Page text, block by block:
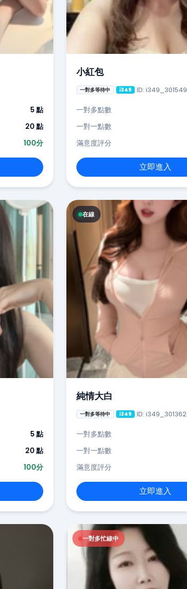
5 點
20 點
100分
小紅包
一對多等待中 i349 ID: i349_301549
一對多點數
一對一點數
滿意度評分
立即進入
5 點
20 點
100分
在線
純情大白
一對多等待中 i349 ID: i349_301362
一對多點數
一對一點數
滿意度評分
立即進入
一對多忙線中